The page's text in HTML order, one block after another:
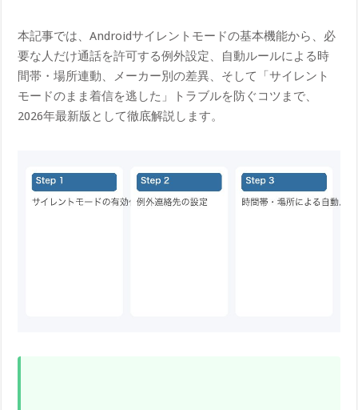
本記事では、Androidサイレントモードの基本機能から、必
要な人だけ通話を許可する例外設定、自動ルールによる時
間帯・場所連動、メーカー別の差異、そして「サイレント
モードのまま着信を逃した」トラブルを防ぐコツまで、
2026年最新版として徹底解説します。